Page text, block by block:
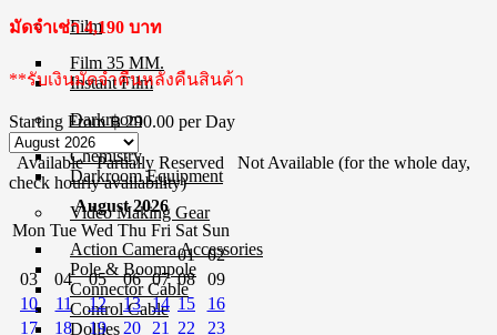
Film
Film 35 MM.
Instant Film
Darkroom
Chemistry
Darkroom Equipment
Video Making Gear
Action Camera Accessories
Pole & Boompole
Connector Cable
Control Cable
Dollies
มัดจำเช่า 4,190 บาท
**รับเงินมัดจำคืนหลังคืนสินค้า
Starting From ฿ 290.00 per Day
Available Partially Reserved
Not Available (for the whole day,
check hourly availability)
August 2026
Mon Tue Wed Thu Fri Sat Sun
01
02
03
04 05 06 07 08
09
10
11 12 13 14 15
16
17
18 19 20 21 22
23